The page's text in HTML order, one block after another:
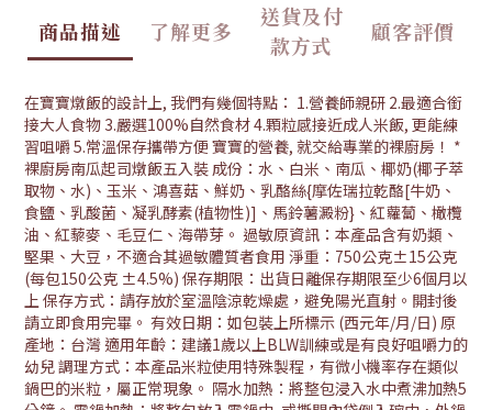
商品描述 了解更多
送貨及付
款方式
顧客評價
在寶寶燉飯的設計上, 我們有幾個特點： 1.營養師親研 2.最適合銜
接大人食物 3.嚴選100%自然食材 4.顆粒感接近成人米飯, 更能練
習咀嚼 5.常溫保存攜帶方便 寶寶的營養, 就交給專業的裸廚房！ *
裸廚房南瓜起司燉飯五入裝 成份：水、白米、南瓜、椰奶(椰子萃
取物、水)、玉米、鴻喜菇、鮮奶、乳酪絲{摩佐瑞拉乾酪[牛奶、
食鹽、乳酸菌、凝乳酵素(植物性)]、馬鈴薯澱粉}、紅蘿蔔、橄欖
油、紅藜麥、毛豆仁、海帶芽。 過敏原資訊：本產品含有奶類、
堅果、大豆，不適合其過敏體質者食用 淨重：750公克±15公克
(每包150公克 ±4.5%) 保存期限：出貨日離保存期限至少6個月以
上 保存方式：請存放於室溫陰涼乾燥處，避免陽光直射。開封後
請立即食用完畢。 有效日期：如包裝上所標示 (西元年/月/日) 原
產地：台灣 適用年齡：建議1歲以上BLW訓練或是有良好咀嚼力的
幼兒 調理方式：本產品米粒使用特殊製程，有微小機率存在類似
鍋巴的米粒，屬正常現象。 隔水加熱：將整包浸入水中煮沸加熱5